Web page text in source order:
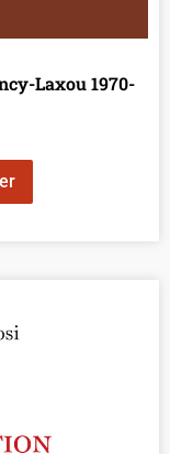
Laxou 1970-